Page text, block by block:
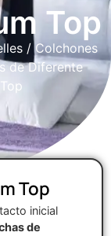
Top
/Colchones
de Diferente
Top
inicial
de